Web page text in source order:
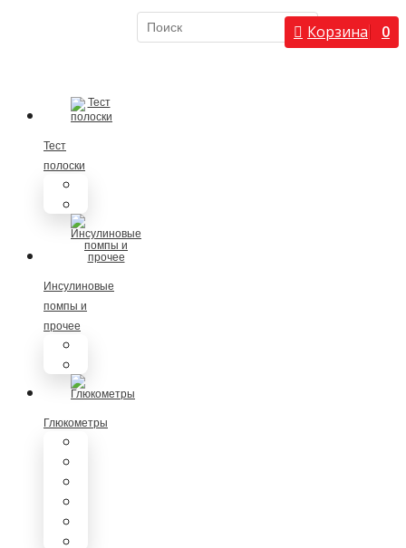
Корзина 0
Тест
полоски
Инсулиновые
помпы и
прочее
Глюкометры